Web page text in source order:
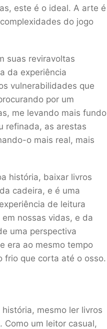
este é o ideal. A arte é
do jogo
suas reviravoltas
da experiência
vulnerabilidades que
por um
me levando mais fundo
refinada, as arestas
o mais real, mais
história, baixar livros
cadeira, e é uma
de leitura
nossas vidas, e da
uma perspectiva
era ao mesmo tempo
frio que corta até o osso.
mesmo ler livros
Como um leitor casual,